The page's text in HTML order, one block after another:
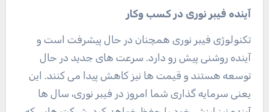
آینده فیبر نوری در کسب وکار
تکنولوژی فیبر نوری همچنان در حال پیشرفت است و
آینده روشنی پیش رو دارد. سرعت های جدید در حال
توسعه هستند و قیمت ها نیز کاهش پیدا می کنند. این
یعنی سرمایه گذاری شما امروز در فیبر نوری، سال ها